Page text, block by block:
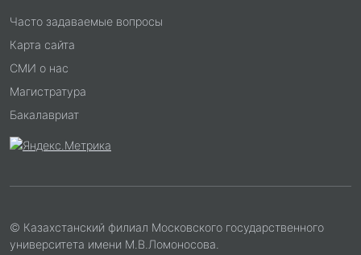
Часто задаваемые вопросы
Карта сайта
СМИ о нас
Магистратура
Бакалавриат
© Казахстанский филиал Московского государственного
университета имени М.В.Ломоносова.